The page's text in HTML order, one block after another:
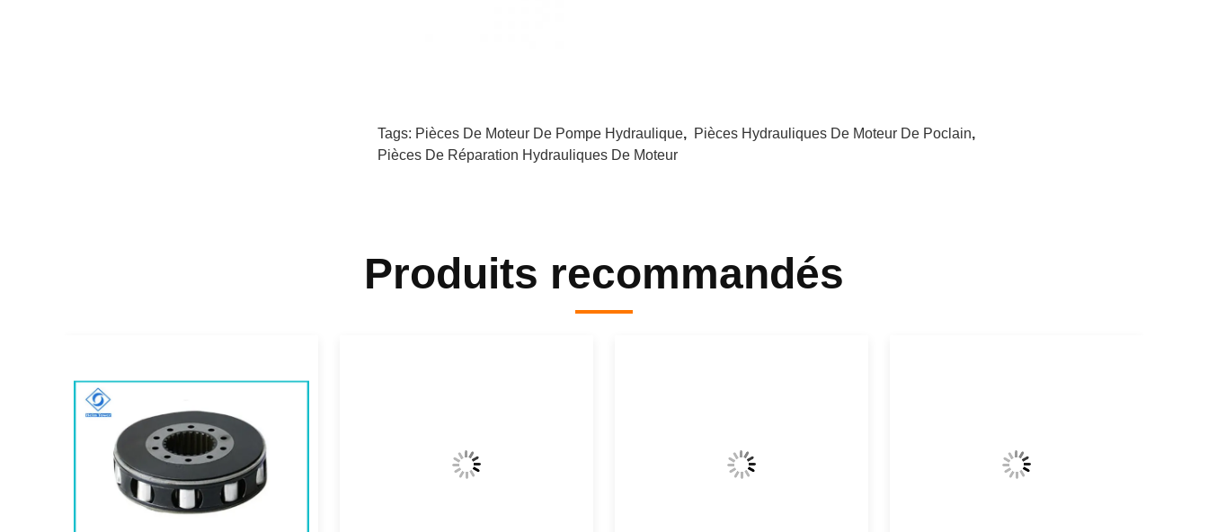
Tags: Pièces De Moteur De Pompe Hydraulique, Pièces Hydrauliques De Moteur De Poclain,
Pièces De Réparation Hydrauliques De Moteur
Produits recommandés